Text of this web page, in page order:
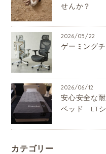
せんか？
2026/05/22
ゲーミング
2026/06/12
安心安全な
ベッド LTシ
カテゴリー